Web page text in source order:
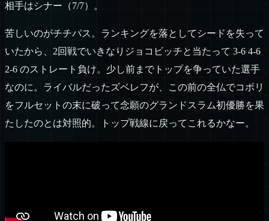
相手はシナー（7/7）。
苦しいのがチチパス。ランキングを落としてシードを失って
いたから、2回戦でいきなりジョコビッチと当たって 3-6 4-6
2-6 のストレート負け。少し前までトップを争っていた選手
なのに。ライバルだったズベレフが、この前の全仏でコボリ
をフルセットの末に破って念願のグランドスラム初優勝を果
たしたのとは対照的。トップ戦線に戻ってこれるかなー。